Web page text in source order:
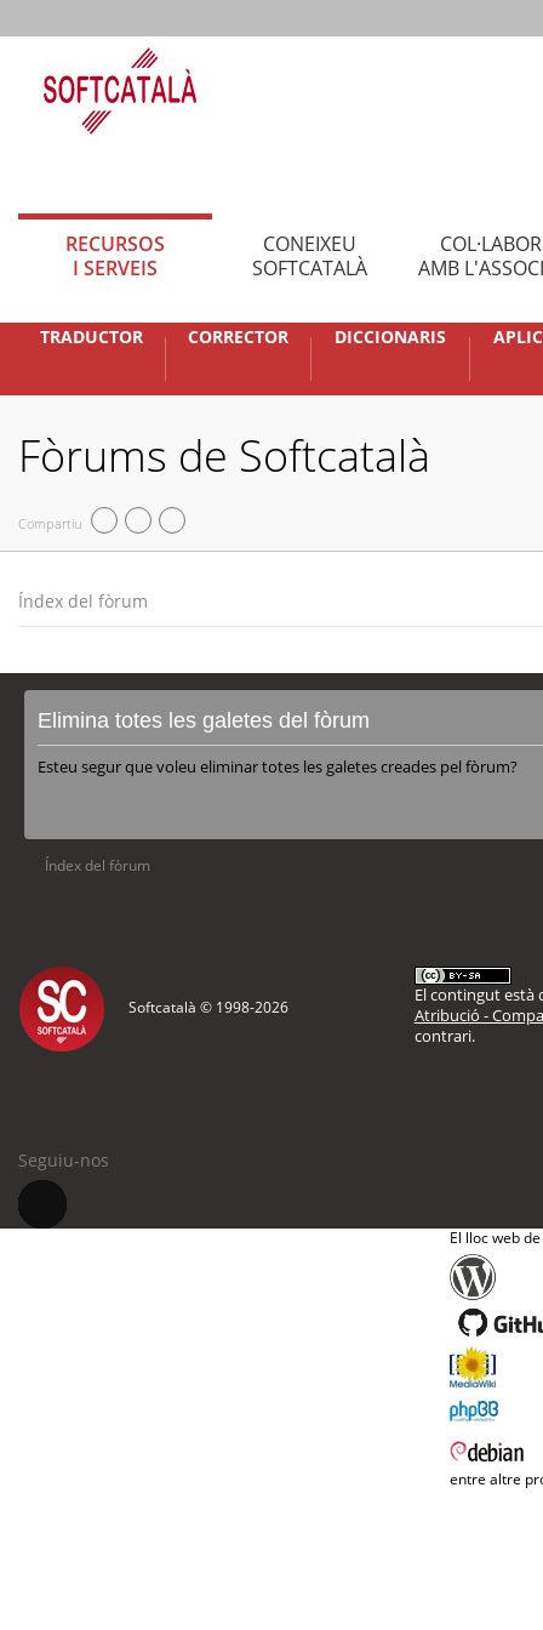
RECURSOS
I SERVEIS
CONEIXEU
SOFTCATALÀ
AMB
TRADUCTOR CORRECTOR DICCIONARIS
Fòrums de Softcatalà
Compartiu
Índex del fòrum
Elimina totes les galetes del fòrum
Esteu segur que voleu eliminar totes les galetes creades pel fòrum?
Índex del fòrum
Softcatalà © 1998-2026
El contingut està
Atribució -
contrari.
Seguiu-nos
El lloc web
entre altre